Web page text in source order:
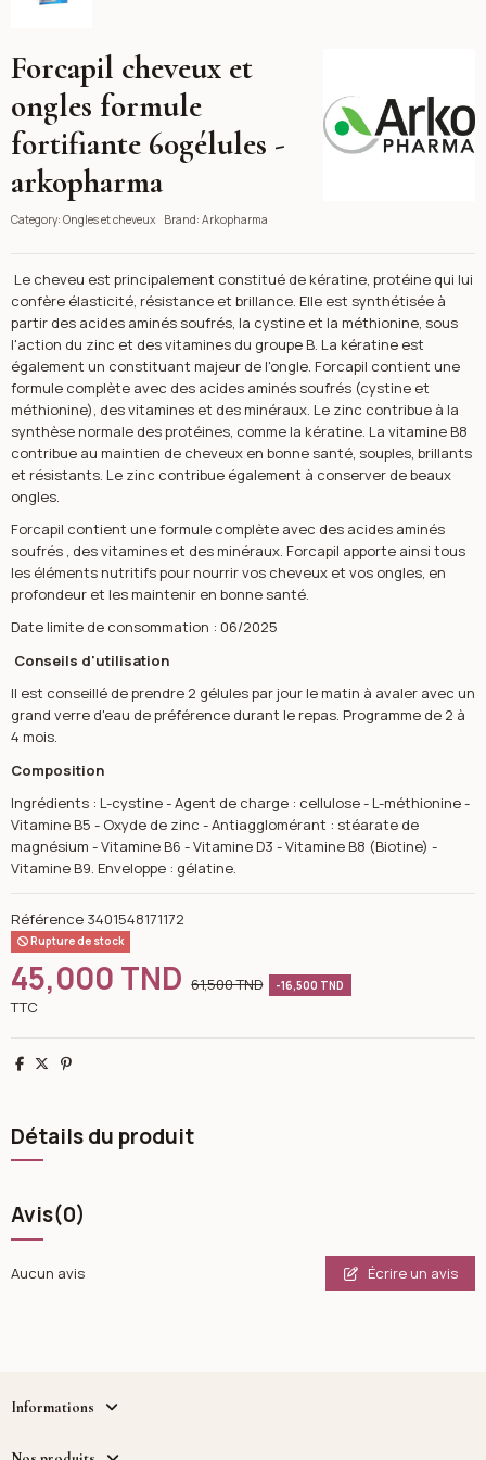
Forcapil cheveux et
ongles formule
fortifiante 60gélules -
arkopharma
Category: Ongles et cheveux Brand: Arkopharma
Le cheveu est principalement constitué de kératine, protéine qui lui
confère élasticité, résistance et brillance. Elle est synthétisée à
partir des acides aminés soufrés, la cystine et la méthionine, sous
l'action du zinc et des vitamines du groupe B. La kératine est
également un constituant majeur de l'ongle. Forcapil contient une
formule complète avec des acides aminés soufrés (cystine et
méthionine), des vitamines et des minéraux. Le zinc contribue à la
synthèse normale des protéines, comme la kératine. La vitamine B8
contribue au maintien de cheveux en bonne santé, souples, brillants
et résistants. Le zinc contribue également à conserver de beaux
ongles.
Forcapil contient une formule complète avec des acides aminés
soufrés , des vitamines et des minéraux. Forcapil apporte ainsi tous
les éléments nutritifs pour nourrir vos cheveux et vos ongles, en
profondeur et les maintenir en bonne santé.
Date limite de consommation : 06/2025
Conseils d'utilisation
Il est conseillé de prendre 2 gélules par jour le matin à avaler avec un
grand verre d'eau de préférence durant le repas. Programme de 2 à
4 mois.
Composition
Ingrédients : L-cystine - Agent de charge : cellulose - L-méthionine -
Vitamine B5 - Oxyde de zinc - Antiagglomérant : stéarate de
magnésium - Vitamine B6 - Vitamine D3 - Vitamine B8 (Biotine) -
Vitamine B9. Enveloppe : gélatine.
Référence 3401548171172
Rupture de stock
45,000 TND 61,500 TND -16,500 TND
TTC
Partager
TweetPinterest
Détails du produit
Avis(0)
Aucun avis Écrire un avis
Informations